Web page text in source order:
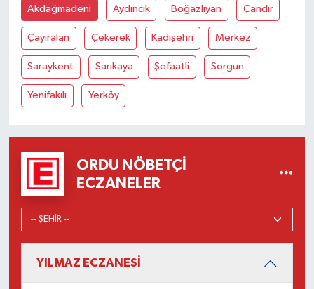
Akdağmadeni Aydıncık Boğazlıyan Çandır
Çayıralan Çekerek Kadışehri Merkez
Saraykent Sarıkaya Şefaatli Sorgun
Yenifakılı Yerköy
ORDU NÖBETÇI
ECZANELER
YILMAZ ECZANESİ